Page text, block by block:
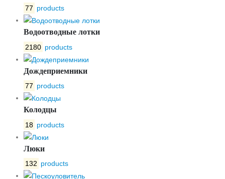
77 products
Водоотводные лотки
2180 products
Дождеприемники
77 products
Колодцы
18 products
Люки
132 products